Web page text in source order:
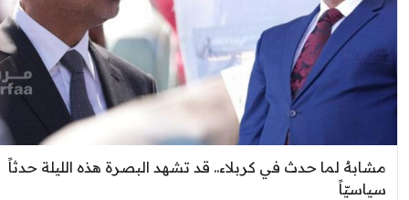
لما حدث في كربلاء.. قد تشهد البصرة هذه الليلة حدثاً